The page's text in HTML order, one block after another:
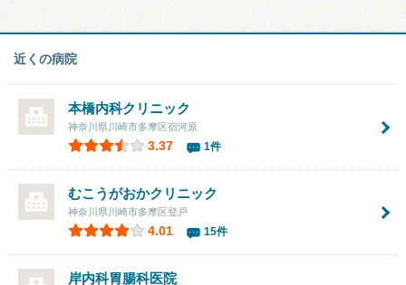
近くの病院
本橋内科クリニック
神奈川県川崎市多摩区宿河原
3.37 1件
むこうがおかクリニック
神奈川県川崎市多摩区登戸
4.01 15件
岸内科胃腸科医院